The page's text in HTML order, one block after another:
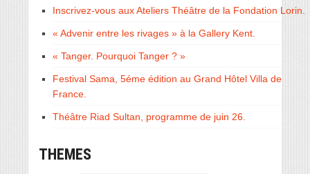
Inscrivez-vous aux Ateliers Théâtre de la Fondation Lorin.
« Advenir entre les rivages » à la Gallery Kent.
« Tanger. Pourquoi Tanger ? »
Festival Sama, 5éme édition au Grand Hôtel Villa de
France.
Théâtre Riad Sultan, programme de juin 26.
THEMES